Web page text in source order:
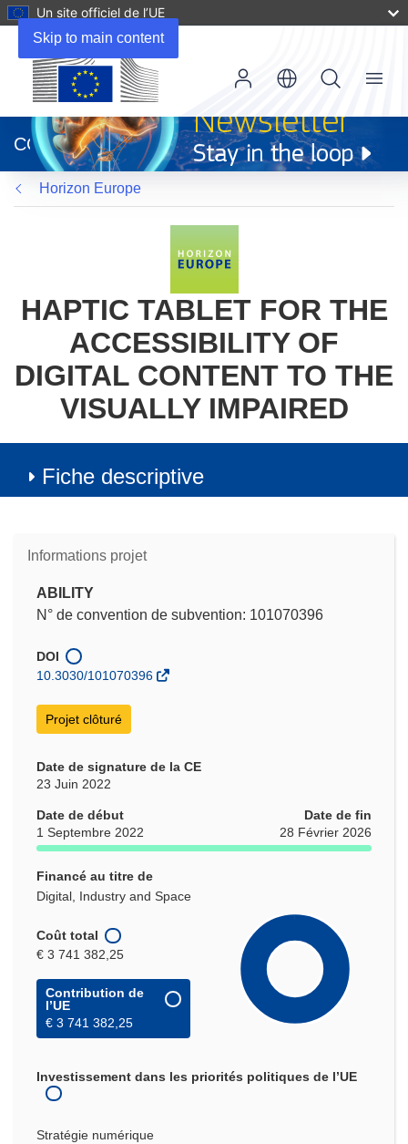
Skip to main content
Un site officiel de l’UE
dans
une
nouvelle
fenêtre)
CORDIS
Menu
Horizon Europe
HAPTIC TABLET FOR THE
ACCESSIBILITY OF
DIGITAL CONTENT TO THE
VISUALLY IMPAIRED
Fiche descriptive
Informations projet
ABILITY
N° de convention de subvention: 101070396
DOI
10.3030/101070396
Projet clôturé
Date de signature de la CE
23 Juin 2022
Date de début
1 Septembre 2022
Date de fin
28 Février 2026
Financé au titre de
Digital, Industry and Space
Coût total
€ 3 741 382,25
Contribution de
l’UE
€ 3 741 382,25
Investissement dans les priorités politiques de l’UE
Stratégie numérique